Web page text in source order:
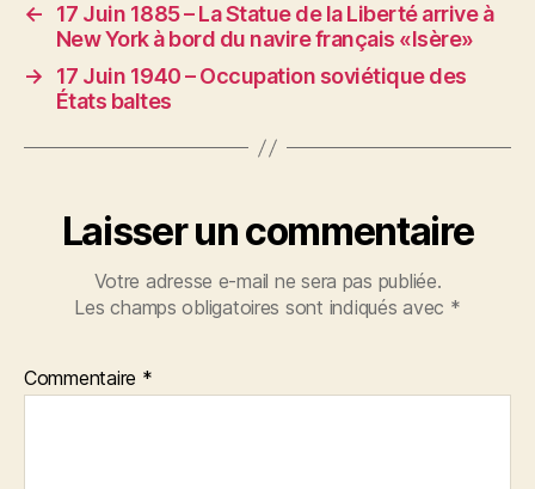
←
17 Juin 1885 – La Statue de la Liberté arrive à
New York à bord du navire français «Isère»
→
17 Juin 1940 – Occupation soviétique des
États baltes
Laisser un commentaire
Votre adresse e-mail ne sera pas publiée.
Les champs obligatoires sont indiqués avec *
Commentaire *